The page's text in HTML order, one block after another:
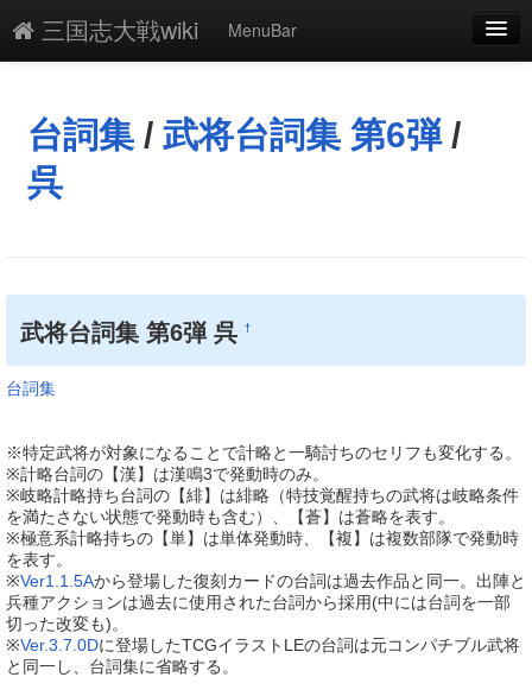
三国志大戦wiki
MenuBar
添付
凍結
一覧
単語検索
台詞集 / 武将台詞集 第6弾/
呉
武将台詞集 第6弾 呉†
台詞集
※特定武将が対象になることで計略と一騎討ちのセリフも変化する。
※計略台詞の【漢】は漢鳴3で発動時のみ。
※岐略計略持ち台詞の【緋】は緋略（特技覚醒持ちの武将は岐略条件
を満たさない状態で発動時も含む）、【蒼】は蒼略を表す。
※極意系計略持ちの【単】は単体発動時、【複】は複数部隊で発動時
を表す。
※Ver1.1.5Aから登場した復刻カードの台詞は過去作品と同一。出陣と
兵種アクションは過去に使用された台詞から採用(中には台詞を一部
切った改変も)。
※Ver.3.7.0Dに登場したTCGイラストLEの台詞は元コンパチブル武将
と同一し、台詞集に省略する。